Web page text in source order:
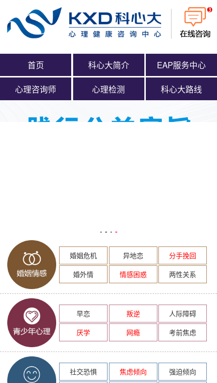
首页 科心大简介 EAP服务中心
心理咨询师 心理检测 科心大路线
婚姻危机 异地恋
分手挽回
婚外情
情感困惑 两性关系
早恋 叛逆
人际障碍
厌学
网瘾 考前焦虑
社交恐惧 焦虑倾向
强迫倾向